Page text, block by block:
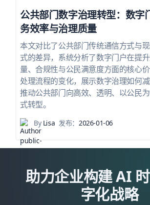
公共部门数字治理转型：数字
务效率与治理质量
本文对比了公共部门传统通信方式与
式的差异，系统分析了数字门户在提
量、合规性与公民满意度方面的核心
处理流程的变化，展示数字治理如何减
推动公共部门向高效、透明、以公民
式转型。
ByLisa 发布：2026-01-06
助力企业构建 AI
字化战略